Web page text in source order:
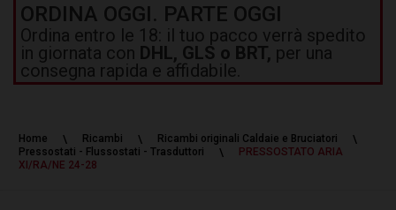
ORDINA OGGI. PARTE OGGI
Ordina entro le 18: il tuo pacco verrà spedito
in giornata con DHL, GLS o BRT, per una
consegna rapida e affidabile.
Home Ricambi
Ricambi originali Caldaie e Bruciatori
Pressostati - Flussostati - Trasduttori
PRESSOSTATO ARIA
XI/RA/NE 24-28